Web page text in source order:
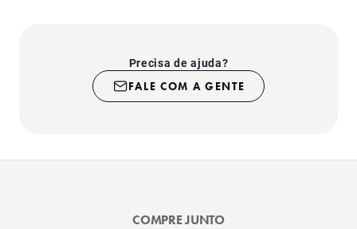
Precisa de ajuda?
FALE COM A GENTE
COMPRE JUNTO